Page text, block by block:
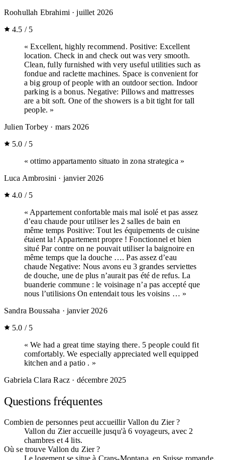
Roohullah Ebrahimi · juillet 2026
4.5 / 5
« Excellent, highly recommend. Positive: Excellent
location. Check in and check out was very smooth.
Clean, fully furnished with very useful utilities such as
fondue and raclette machines. Space is convenient for
a big group of people with an outdoor section. Indoor
parking is a bonus. Negative: Pillows and mattresses
are a bit soft. One of the showers is a bit tight for tall
people. »
Julien Torbey · mars 2026
5.0 / 5
« ottimo appartamento situato in zona strategica »
Luca Ambrosini · janvier 2026
4.0 / 5
« Appartement confortable mais mal isolé et pas assez
d’eau chaude pour utiliser les 2 salles de bain en
même temps Positive: Tout les équipements de cuisine
étaient la! Appartement propre ! Fonctionnel et bien
situé Par contre on ne pouvait utiliser la baignoire en
même temps que la douche …. Pas assez d’eau
chaude Negative: Nous avons eu 3 grandes serviettes
de douche, une de plus n’aurait pas été de refus. La
buanderie commune : le voisinage n’a pas accepté que
nous l’utilisions On entendait tous les voisins … »
Sandra Boussaha · janvier 2026
5.0 / 5
« We had a great time staying there. 5 people could fit
comfortably. We especially appreciated well equipped
kitchen and a patio . »
Gabriela Clara Racz · décembre 2025
Questions fréquentes
Combien de personnes peut accueillir Vallon du Zier ?
Vallon du Zier accueille jusqu'à 6 voyageurs, avec 2
chambres et 4 lits.
Où se trouve Vallon du Zier ?
Le logement se situe à Crans-Montana, en Suisse romande.